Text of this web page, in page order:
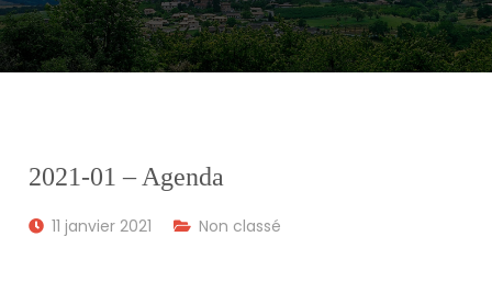
2021-01 – Agenda
11 janvier 2021 Non classé